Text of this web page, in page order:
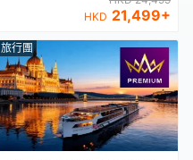
HKD 21,499+
旅行團